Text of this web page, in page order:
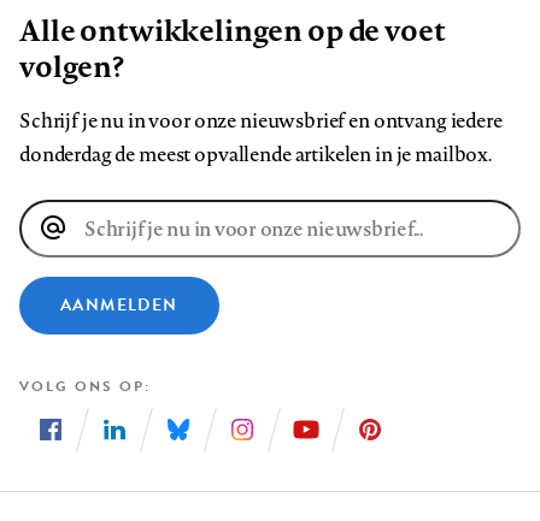
Alle ontwikkelingen op de voet
volgen?
Schrijf je nu in voor onze nieuwsbrief en ontvang iedere
donderdag de meest opvallende artikelen in je mailbox.
E-
mailadres
AANMELDEN
VOLG ONS OP
ons
ons
ons
ons
ons
ons